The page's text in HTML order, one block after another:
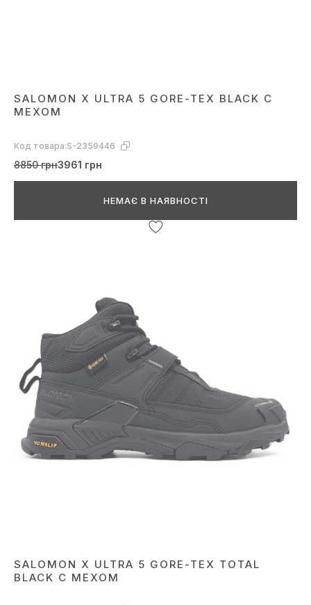
SALOMON X ULTRA 5 GORE-TEX BLACK С
МЕХОМ
Код товара:S-2359446
8850 грн3961 грн
НЕМАЄ В НАЯВНОСТІ
SALOMON X ULTRA 5 GORE-TEX TOTAL
BLACK С МЕХОМ